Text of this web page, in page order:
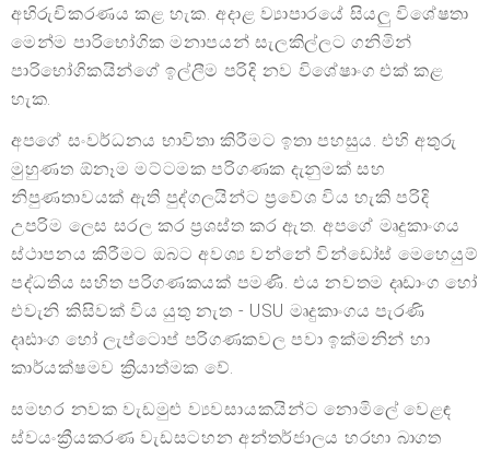
අභිරුචිකරණය කළ හැක. අදාළ ව්‍යාපාරයේ සියලු විශේෂතා
මෙන්ම පාරිභෝගික මනාපයන් සැලකිල්ලට ගනිමින්
පාරිභෝගිකයින්ගේ ඉල්ලීම පරිදි නව විශේෂාංග එක් කළ
හැක.
අපගේ සංවර්ධනය භාවිතා කිරීමට ඉතා පහසුය. එහි අතුරු
මුහුණත ඕනෑම මට්ටමක පරිගණක දැනුමක් සහ
නිපුණතාවයක් ඇති පුද්ගලයින්ට ප්‍රවේශ විය හැකි පරිදි
උපරිම ලෙස සරල කර ප්‍රශස්ත කර ඇත. අපගේ මෘදුකාංගය
ස්ථාපනය කිරීමට ඔබට අවශ්‍ය වන්නේ වින්ඩෝස් මෙහෙයුම්
පද්ධතිය සහිත පරිගණකයක් පමණි. එය නවතම දෘඩාංග හෝ
එවැනි කිසිවක් විය යුතු නැත - USU මෘදුකාංගය පැරණි
දෘඪාංග හෝ ලැප්ටොප් පරිගණකවල පවා ඉක්මනින් හා
කාර්යක්ෂමව ක්‍රියාත්මක වේ.
සමහර නවක වැඩමුළු ව්‍යවසායකයින්ට නොමිලේ වෙළඳ
ස්වයංක්‍රීයකරණ වැඩසටහන අන්තර්ජාලය හරහා බාගත